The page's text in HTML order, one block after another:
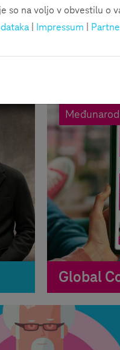
Saznajte više!
Global
so na voljo v obvestilu o
Impressum